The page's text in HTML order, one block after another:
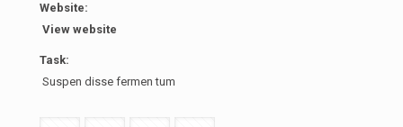
Website:
View website
Task:
Suspen disse fermen tum